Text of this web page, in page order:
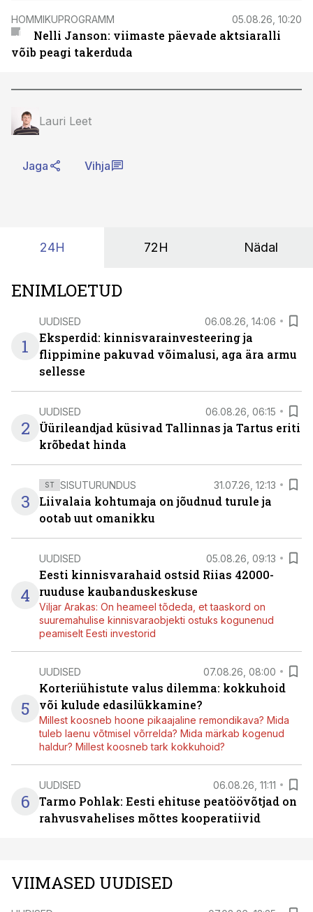
HOMMIKUPROGRAMM 05.08.26, 10:20
Nelli Janson: viimaste päevade aktsiaralli
võib peagi takerduda
Lauri Leet
Jaga Vihja
24H 72H Nädal
ENIMLOETUD
1
UUDISED 06.08.26, 14:06
Eksperdid: kinnisvarainvesteering ja
flippimine pakuvad võimalusi, aga ära armu
sellesse
2
UUDISED 06.08.26, 06:15
Üürileandjad küsivad Tallinnas ja Tartus eriti
krõbedat hinda
3
ST SISUTURUNDUS 31.07.26, 12:13
Liivalaia kohtumaja on jõudnud turule ja
ootab uut omanikku
4
UUDISED 05.08.26, 09:13
Eesti kinnisvarahaid ostsid Riias 42000-
ruuduse kaubanduskeskuse
Viljar Arakas: On heameel tõdeda, et taaskord on
suuremahulise kinnisvaraobjekti ostuks kogunenud
peamiselt Eesti investorid
5
UUDISED 07.08.26, 08:00
Korteriühistute valus dilemma: kokkuhoid
või kulude edasilükkamine?
Millest koosneb hoone pikaajaline remondikava? Mida
tuleb laenu võtmisel võrrelda? Mida märkab kogenud
haldur? Millest koosneb tark kokkuhoid?
6
UUDISED 06.08.26, 11:11
Tarmo Pohlak: Eesti ehituse peatöövõtjad on
rahvusvahelises mõttes kooperatiivid
VIIMASED UUDISED